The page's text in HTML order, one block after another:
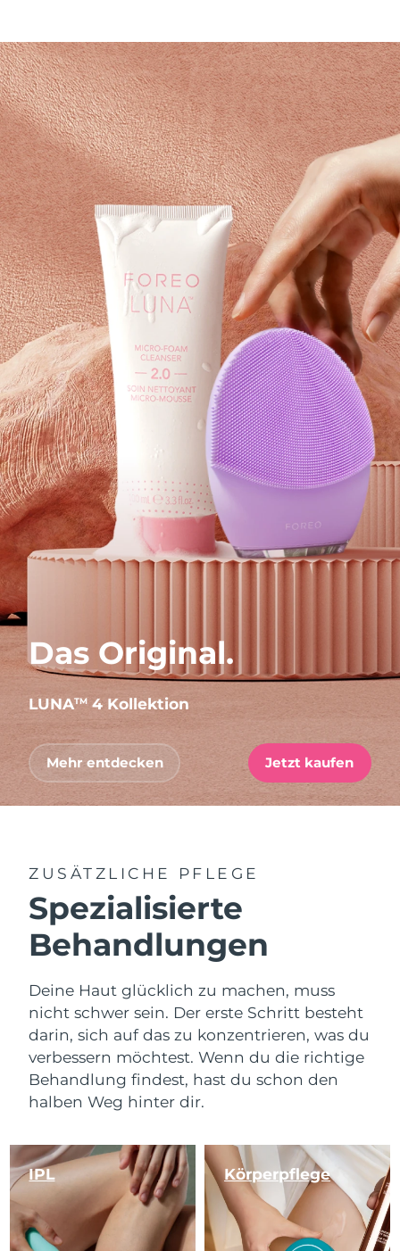
Das Original.
LUNATM 4 Kollektion
Mehr entdecken Jetzt kaufen
ZUSÄTZLICHE PFLEGE
Spezialisierte
Behandlungen
Deine Haut glücklich zu machen, muss
nicht schwer sein. Der erste Schritt besteht
darin, sich auf das zu konzentrieren, was du
verbessern möchtest. Wenn du die richtige
Behandlung findest, hast du schon den
halben Weg hinter dir.
IPL Körperpflege